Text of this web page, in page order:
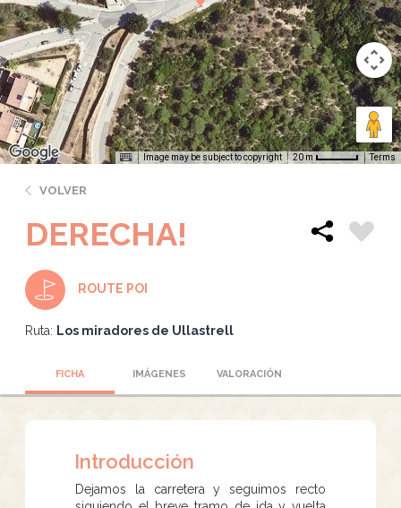
Image may be subject to copyright 20 m Terms
VOLVER
DERECHA!
ROUTE POI
Ruta: Los miradores de Ullastrell
FICHA IMÁGENES VALORACIÓN
Introducción
Dejamos la carretera y seguimos recto